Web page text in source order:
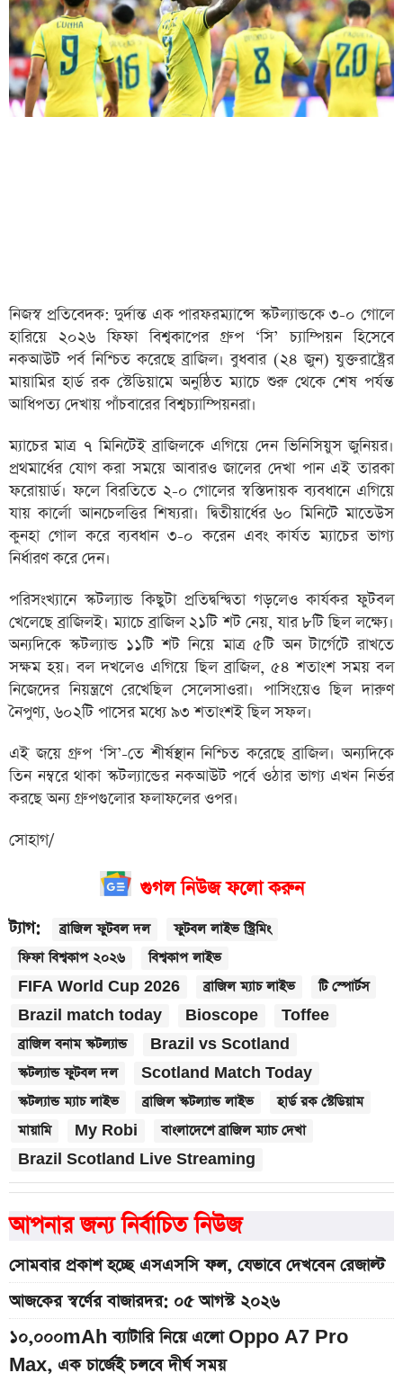
নিজস্ব প্রতিবেদক: দুর্দান্ত এক পারফরম্যান্সে স্কটল্যান্ডকে ৩-০ গোলে
হারিয়ে ২০২৬ ফিফা বিশ্বকাপের গ্রুপ ‘সি’ চ্যাম্পিয়ন হিসেবে
নকআউট পর্ব নিশ্চিত করেছে ব্রাজিল। বুধবার (২৪ জুন) যুক্তরাষ্ট্রের
মায়ামির হার্ড রক স্টেডিয়ামে অনুষ্ঠিত ম্যাচে শুরু থেকে শেষ পর্যন্ত
আধিপত্য দেখায় পাঁচবারের বিশ্বচ্যাম্পিয়নরা।
ম্যাচের মাত্র ৭ মিনিটেই ব্রাজিলকে এগিয়ে দেন ভিনিসিয়ুস জুনিয়র।
প্রথমার্ধের যোগ করা সময়ে আবারও জালের দেখা পান এই তারকা
ফরোয়ার্ড। ফলে বিরতিতে ২-০ গোলের স্বস্তিদায়ক ব্যবধানে এগিয়ে
যায় কার্লো আনচেলত্তির শিষ্যরা। দ্বিতীয়ার্ধের ৬০ মিনিটে মাতেউস
কুনহা গোল করে ব্যবধান ৩-০ করেন এবং কার্যত ম্যাচের ভাগ্য
নির্ধারণ করে দেন।
পরিসংখ্যানে স্কটল্যান্ড কিছুটা প্রতিদ্বন্দ্বিতা গড়লেও কার্যকর ফুটবল
খেলেছে ব্রাজিলই। ম্যাচে ব্রাজিল ২১টি শট নেয়, যার ৮টি ছিল লক্ষ্যে।
অন্যদিকে স্কটল্যান্ড ১১টি শট নিয়ে মাত্র ৫টি অন টার্গেটে রাখতে
সক্ষম হয়। বল দখলেও এগিয়ে ছিল ব্রাজিল, ৫৪ শতাংশ সময় বল
নিজেদের নিয়ন্ত্রণে রেখেছিল সেলেসাওরা। পাসিংয়েও ছিল দারুণ
নৈপুণ্য, ৬০২টি পাসের মধ্যে ৯৩ শতাংশই ছিল সফল।
এই জয়ে গ্রুপ ‘সি’-তে শীর্ষস্থান নিশ্চিত করেছে ব্রাজিল। অন্যদিকে
তিন নম্বরে থাকা স্কটল্যান্ডের নকআউট পর্বে ওঠার ভাগ্য এখন নির্ভর
করছে অন্য গ্রুপগুলোর ফলাফলের ওপর।
সোহাগ/
গুগল নিউজ ফলো করুন
ট্যাগ: ব্রাজিল ফুটবল দল
ফুটবল লাইভ স্ট্রিমিং
ফিফা বিশ্বকাপ ২০২৬
বিশ্বকাপ লাইভ
FIFA World Cup 2026
ব্রাজিল ম্যাচ লাইভ
টি স্পোর্টস
Brazil match today
Bioscope
Toffee
ব্রাজিল বনাম স্কটল্যান্ড
Brazil vs Scotland
স্কটল্যান্ড ফুটবল দল
Scotland Match Today
স্কটল্যান্ড ম্যাচ লাইভ
ব্রাজিল স্কটল্যান্ড লাইভ
হার্ড রক স্টেডিয়াম
মায়ামি
My Robi
বাংলাদেশে ব্রাজিল ম্যাচ দেখা
Brazil Scotland Live Streaming
আপনার জন্য নির্বাচিত নিউজ
সোমবার প্রকাশ হচ্ছে এসএসসি ফল, যেভাবে দেখবেন রেজাল্ট
আজকের স্বর্ণের বাজারদর: ০৫ আগস্ট ২০২৬
১০,০০০mAh ব্যাটারি নিয়ে এলো Oppo A7 Pro
Max, এক চার্জেই চলবে দীর্ঘ সময়